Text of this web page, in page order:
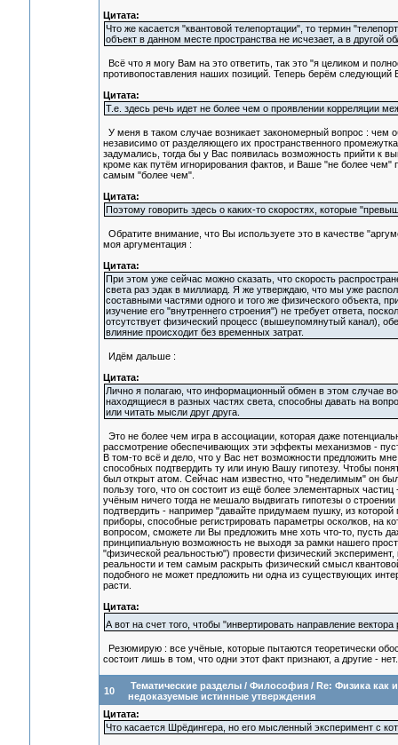
Цитата:
Что же касается "квантовой телепортации", то термин
объект в данном месте пространства не исчезает, а в другой
Всё что я могу Вам на это ответить, так это "я целиком и
противопоставления наших позиций. Теперь берём следующий
Цитата:
Т.е. здесь речь идет не более чем о проявлении корреляции
У меня в таком случае возникает закономерный вопрос : чем
независимо от разделяющего их пространственного
задумались, тогда бы у Вас появилась возможность прийти к
кроме как путём игнорирования фактов, и Ваше "не более чем"
самым "более чем".
Цитата:
Поэтому говорить здесь о каких-то скоростях, которые
Обратите внимание, что Вы используете это в качестве
моя аргументация :
Цитата:
При этом уже сейчас можно сказать, что скорость
света раз эдак в миллиард. Я же утверждаю, что мы уже
составными частями одного и того же физического объекта,
изучение его "внутреннего строения") не требует ответа,
отсутствует физический процесс (вышеупомянутый канал),
влияние происходит без временных затрат.
Идём дальше :
Цитата:
Лично я полагаю, что информационный обмен в этом случае
находящиеся в разных частях света, способны давать на
или читать мысли друг друга.
Это не более чем игра в ассоциации, которая даже
рассмотрение обеспечивающих эти эффекты механизмов -
В том-то всё и дело, что у Вас нет возможности предложить
способных подтвердить ту или иную Вашу гипотезу. Чтобы
был открыт атом. Сейчас нам известно, что "неделимым" он
пользу того, что он состоит из ещё более элементарных
учёным ничего тогда не мешало выдвигать гипотезы о
подтвердить - например "давайте придумаем пушку, из
приборы, способные регистрировать параметры осколков, на
вопросом, сможете ли Вы предложить мне хоть что-то, пусть
принципиальную возможность не выходя за рамки нашего
"физической реальностью") провести физический
реальности и тем самым раскрыть физический смысл
подобного не может предложить ни одна из существующих
расти.
Цитата:
А вот на счет того, чтобы "инвертировать направление
Резюмирую : все учёные, которые пытаются теоретически
состоит лишь в том, что одни этот факт признают, а другие - нет.
10 Тематические разделы/ Философия/ Re: Физика как
недоказуемые истинные утверждения
Цитата:
Что касается Шрёдингера, но его мысленный эксперимент с